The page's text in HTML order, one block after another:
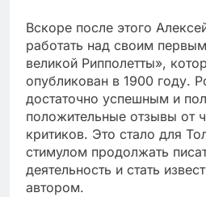
Вскоре после этого
работать над своим
великой Рипполетты»,
опубликован в 1900 году.
достаточно успешным и
положительные отзывы от
критиков. Это стало для
стимулом продолжать
деятельность и стать
автором.